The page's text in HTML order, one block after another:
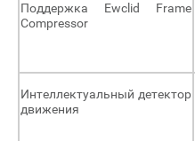
Поддержка Ewclid Frame
Compressor
Интеллектуальный детектор
движения